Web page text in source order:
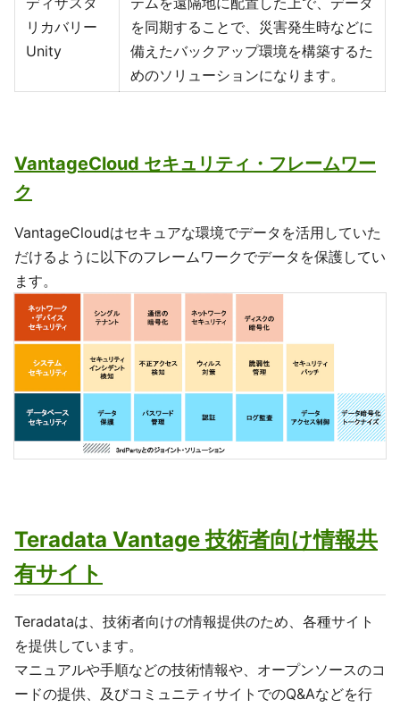
リカバリー
Unity
を同期することで、災害発生時などに
備えたバックアップ環境を構築するた
めのソリューションになります。
VantageCloud セキュリティ・フレームワー
ク
VantageCloudはセキュアな環境でデータを活用していた
だけるように以下のフレームワークでデータを保護してい
ます。
Teradata Vantage 技術者向け情報共
有サイト
Teradataは、技術者向けの情報提供のため、各種サイト
を提供しています。
マニュアルや手順などの技術情報や、オープンソースのコ
ードの提供、及びコミュニティサイトでのQ&Aなどを行